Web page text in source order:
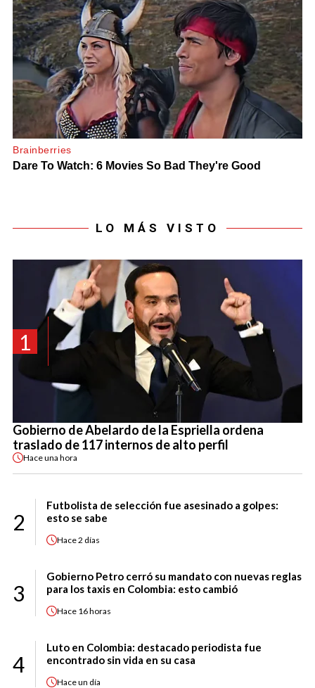
LO MÁS VISTO
1
Gobierno de Abelardo de la Espriella ordena
traslado de 117 internos de alto perfil
Haceuna hora
2
Futbolista de selección fue asesinado a golpes:
esto se sabe
Hace2 días
3
Gobierno Petro cerró su mandato con nuevas reglas
para los taxis en Colombia: esto cambió
Hace 16 horas
4
Luto en Colombia: destacado periodista fue
encontrado sin vida en su casa
Haceun día